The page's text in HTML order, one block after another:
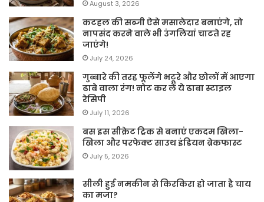
August 3, 2026
कटहल की सब्जी ऐसे मसालेदार बनाएंगे, तो
नापसंद करने वाले भी उंगलियां चाटते रह
जाएंगे!
July 24, 2026
गुब्बारे की तरह फूलेंगे भटूरे और छोलों में आएगा
ढाबे वाला रंग! नोट कर लें ये ढाबा स्टाइल
रेसिपी
July 11, 2026
बस इस सीक्रेट ट्रिक से बनाएं एकदम खिला-
खिला और परफेक्ट साउथ इंडियन ब्रेकफास्ट
July 5, 2026
सीली हुई नमकीन से किरकिरा हो जाता है चाय
का मजा?